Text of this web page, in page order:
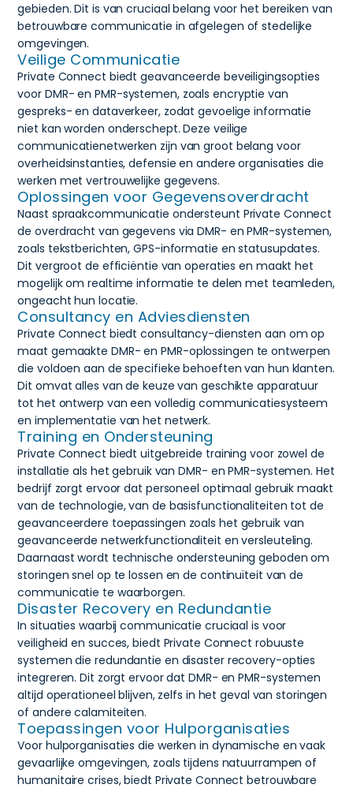
gebieden. Dit is van cruciaal belang voor het bereiken van
betrouwbare communicatie in afgelegen of stedelijke
omgevingen.
Veilige Communicatie
Private Connect biedt geavanceerde beveiligingsopties
voor DMR- en PMR-systemen, zoals encryptie van
gespreks- en dataverkeer, zodat gevoelige informatie
niet kan worden onderschept. Deze veilige
communicatienetwerken zijn van groot belang voor
overheidsinstanties, defensie en andere organisaties die
werken met vertrouwelijke gegevens.
Oplossingen voor Gegevensoverdracht
Naast spraakcommunicatie ondersteunt Private Connect
de overdracht van gegevens via DMR- en PMR-systemen,
zoals tekstberichten, GPS-informatie en statusupdates.
Dit vergroot de efficiëntie van operaties en maakt het
mogelijk om realtime informatie te delen met teamleden,
ongeacht hun locatie.
Consultancy en Adviesdiensten
Private Connect biedt consultancy-diensten aan om op
maat gemaakte DMR- en PMR-oplossingen te ontwerpen
die voldoen aan de specifieke behoeften van hun klanten.
Dit omvat alles van de keuze van geschikte apparatuur
tot het ontwerp van een volledig communicatiesysteem
en implementatie van het netwerk.
Training en Ondersteuning
Private Connect biedt uitgebreide training voor zowel de
installatie als het gebruik van DMR- en PMR-systemen. Het
bedrijf zorgt ervoor dat personeel optimaal gebruik maakt
van de technologie, van de basisfunctionaliteiten tot de
geavanceerdere toepassingen zoals het gebruik van
geavanceerde netwerkfunctionaliteit en versleuteling.
Daarnaast wordt technische ondersteuning geboden om
storingen snel op te lossen en de continuïteit van de
communicatie te waarborgen.
Disaster Recovery en Redundantie
In situaties waarbij communicatie cruciaal is voor
veiligheid en succes, biedt Private Connect robuuste
systemen die redundantie en disaster recovery-opties
integreren. Dit zorgt ervoor dat DMR- en PMR-systemen
altijd operationeel blijven, zelfs in het geval van storingen
of andere calamiteiten.
Toepassingen voor Hulporganisaties
Voor hulporganisaties die werken in dynamische en vaak
gevaarlijke omgevingen, zoals tijdens natuurrampen of
humanitaire crises, biedt Private Connect betrouwbare